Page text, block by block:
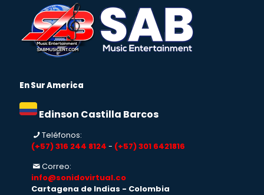
En Sur America
Edinson Castilla Barcos
Teléfonos:
(+57) 316 244 8124 - (+57) 301 6421816
Correo:
info@sonidovirtual.co
Cartagena de Indias - Colombia